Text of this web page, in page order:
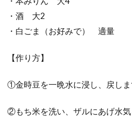
・酒 大2
・白ごま（お好みで） 適量
【作り方】
①金時豆を一晩水に浸し、戻しま
②もち米を洗い、ザルにあげ水気